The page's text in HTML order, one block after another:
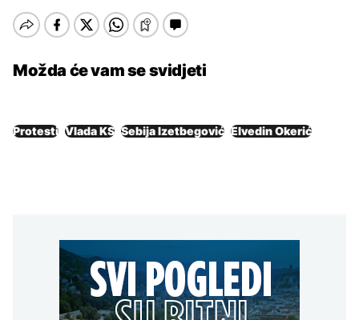
Možda će vam se svidjeti
Protesti Vlada KS Sebija Izetbegović Elvedin Okerić